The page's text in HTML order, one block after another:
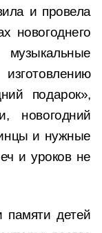
и провела
новогоднего
подарок»,
новогодний
и нужные
и уроков не
памяти детей